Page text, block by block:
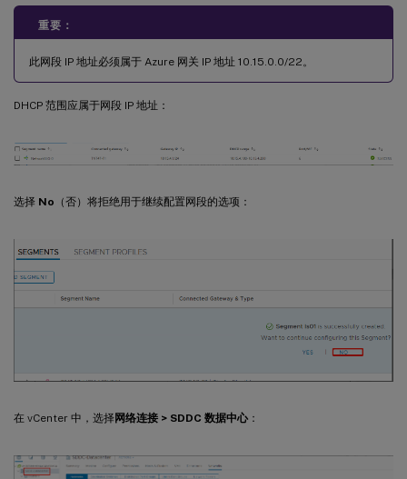
重要：
此网段 IP 地址必须属于 Azure 网关 IP 地址 10.15.0.0/22。
DHCP 范围应属于网段 IP 地址：
选择 No （否）将拒绝用于继续配置网段的选项：
在 vCenter 中，选择网络连接 > SDDC 数据中心 ：